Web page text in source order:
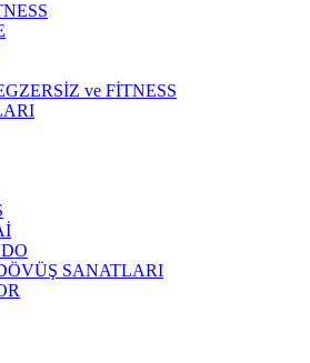
ve FİTNESS
SANATLARI